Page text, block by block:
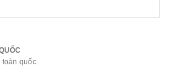
toàn quốc